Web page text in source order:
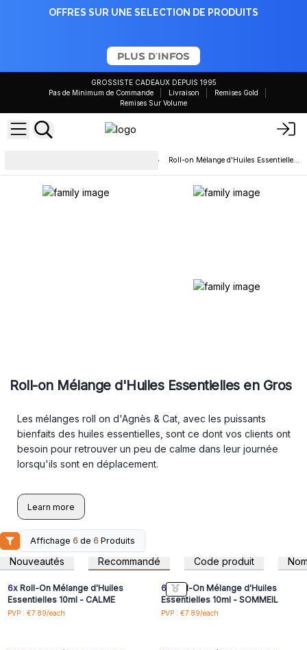
OFFRES SUR UNE SELECTION DE PRODUITS
PLUS D'INFOS
GROSSISTE CADEAUX DEPUIS 1995
Pas de Minimum de Commande
Livraison
Remises Gold
Remises Sur Volume
Roll-on Mélange d'Huiles Essentielles en Gros
Roll-on Mélange d'Huiles Essentielles en Gros
Les mélanges roll on d'Agnès & Cat, avec les puissants
bienfaits des huiles essentielles, sont ce dont vos clients ont
besoin pour retrouver un peu de calme dans leur journée
lorsqu'ils sont en déplacement.
Learn more
Affichage 6 de 6 Produits
Nouveautés Recommandé Code produit
Connectez-vous ou
inscrivez-vous pour
accéder aux prix de gros
6xRoll-On Mélange d'Huiles
Essentielles 10ml - CALME
PVP : €7.89/each
inscrivez-vous pour
accéder aux prix de gros
6x Roll-On Mélange d'Huiles
Essentielles 10ml - SOMMEIL
PVP : €7.89/each
Connectez-vous ou
Connectez-vous ou